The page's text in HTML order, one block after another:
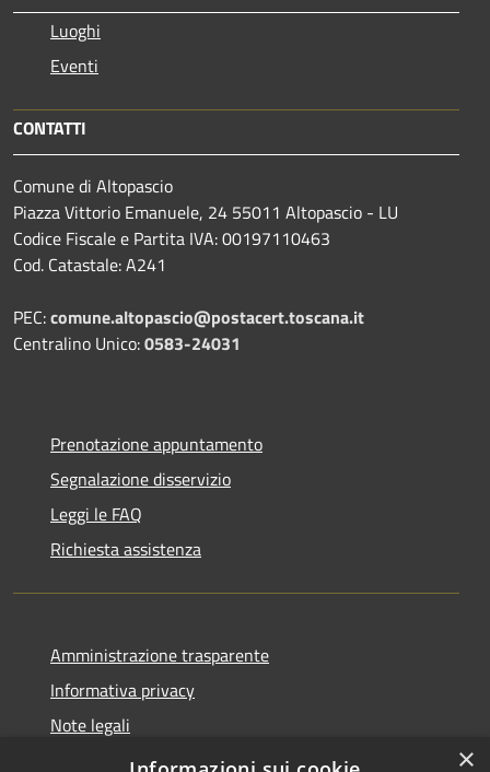
Luoghi
Eventi
CONTATTI
Comune di Altopascio
Piazza Vittorio Emanuele, 24 55011 Altopascio - LU
Codice Fiscale e Partita IVA: 00197110463
Cod. Catastale: A241
PEC:comune.altopascio@postacert.toscana.it
Centralino Unico:0583-24031
Prenotazione appuntamento
Segnalazione disservizio
Leggi le FAQ
Richiesta assistenza
Amministrazione trasparente
Informativa privacy
Note legali
Dichiarazione di accessibilità
×